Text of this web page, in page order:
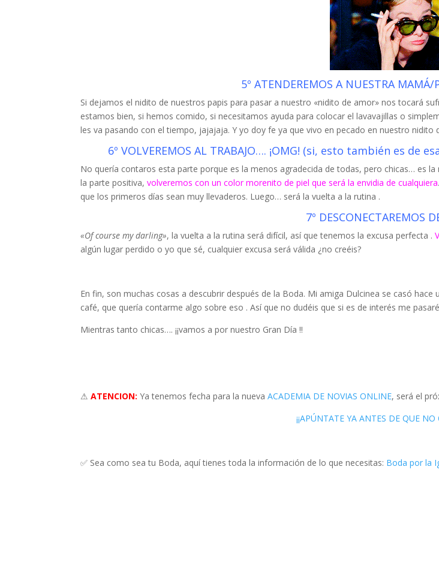
5º ATENDEREMOS A NUESTRA
Si dejamos el nidito de nuestros papis para pasar a nuestro «nidito de amor» nos tocará
estamos bien, si hemos comido, si necesitamos ayuda para colocar el lavavajillas o
les va pasando con el tiempo, jajajaja. Y yo doy fe ya que vivo en pecado en nuestro nidito
6º VOLVEREMOS AL TRABAJO…. ¡OMG! (si, esto también es de
No quería contaros esta parte porque es la menos agradecida de todas, pero chicas… es
la parte positiva,volveremos con un color morenito de piel que será la envidia de cualquiera
que los primeros días sean muy llevaderos. Luego… será la vuelta a la rutina .
7º DESCONECTAREMOS
«Of course my darling», la vuelta a la rutina será difícil, así que tenemos la excusa perfecta .
algún lugar perdido o yo que sé, cualquier excusa será válida ¿no creéis?
En fin, son muchas cosas a descubrir después de la Boda. Mi amiga Dulcinea se casó
café, que quería contarme algo sobre eso . Así que no dudéis que si es de interés me
Mientras tanto chicas…. ¡¡vamos a por nuestro Gran Día !!
⚠ATENCION: Ya tenemos fecha para la nuevaACADEMIA DE NOVIAS ONLINE, será el
¡¡APÚNTATE YA ANTES DE QUE
✅ Sea como sea tu Boda, aquí tienes toda la información de lo que necesitas: Boda por la